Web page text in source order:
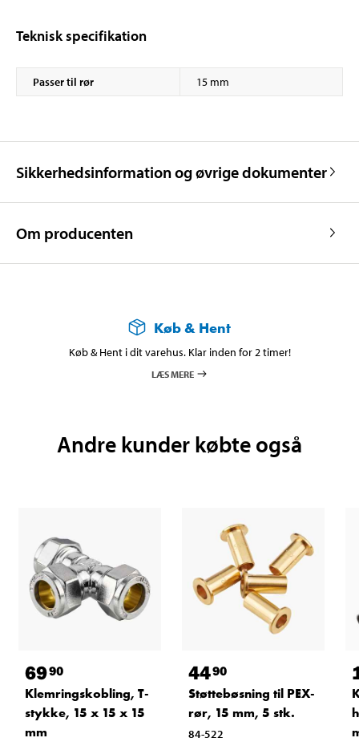
Teknisk specifikation
Passer til rør 15 mm
Sikkerhedsinformation og øvrige dokumenter
Om producenten
Køb & Hent
Køb & Hent i dit varehus. Klar inden for 2 timer!
LÆS MERE
Andre kunder købte også
6990
Klemringskobling, T-
stykke, 15 x 15 x 15
mm
4490
Støttebøsning til PEX-
rør, 15 mm, 5 stk.
84-522